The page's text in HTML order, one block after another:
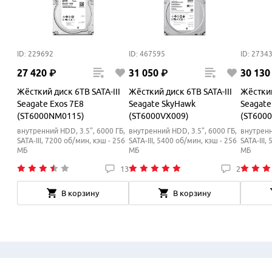
ID: 229692
27 420 ₽
Жёсткий диск 6TB SATA-III
Seagate Exos 7E8
(ST6000NM0115)
внутренний HDD, 3.5", 6000 ГБ,
SATA-III, 7200 об/мин, кэш - 256
МБ
13
В корзину
ID: 467595
31 050 ₽
Жёсткий диск 6TB SATA-III
Seagate SkyHawk
(ST6000VX009)
внутренний HDD, 3.5", 6000 ГБ,
SATA-III, 5400 об/мин, кэш - 256
МБ
2
В корзину
ID:
30 130
SATA-
МБ